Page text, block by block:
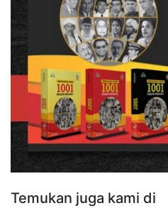
Temukan juga kami di